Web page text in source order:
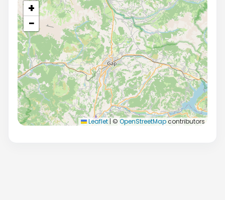
+
−
Leaflet | © OpenStreetMapcontributors